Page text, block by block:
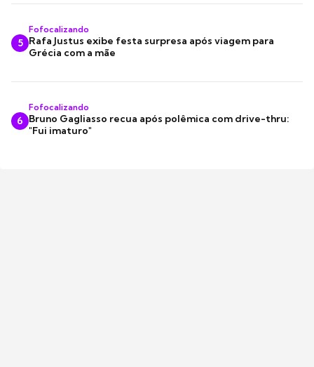
5
Fofocalizando
Rafa Justus exibe festa surpresa após viagem para
Grécia com a mãe
6
Fofocalizando
Bruno Gagliasso recua após polêmica com drive-thru:
"Fui imaturo"